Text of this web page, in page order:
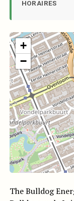
HORAIRES
+
−
The Bulldog